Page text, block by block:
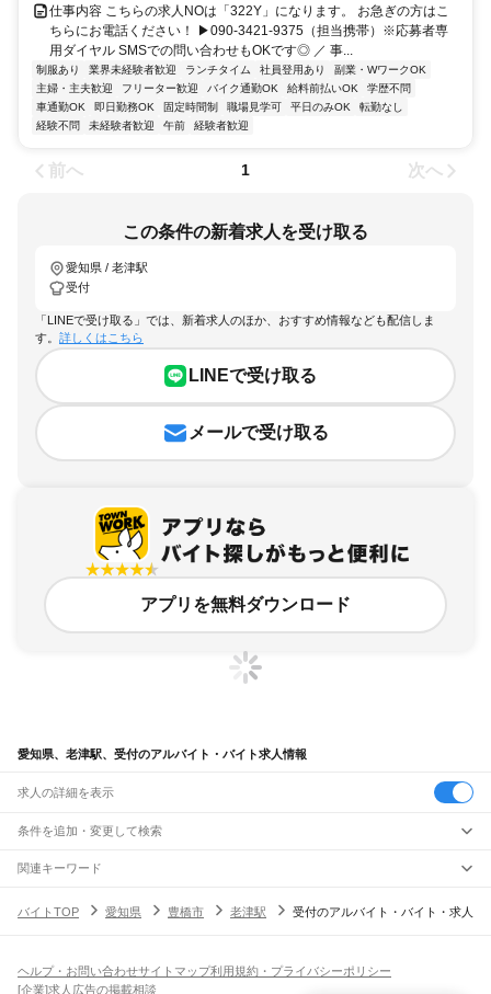
仕事内容 こちらの求人NOは「322Y」になります。 お急ぎの方はこ
ちらにお電話ください！ ▶090-3421-9375（担当携帯）※応募者専
用ダイヤル SMSでの問い合わせもOKです◎ ／ 事...
制服あり 業界未経験者歓迎 ランチタイム 社員登用あり
副業・WワークOK
主婦・主夫歓迎
フリーター歓迎 バイク通勤OK 給料前払いOK
学歴不問
車通勤OK
即日勤務OK 固定時間制 職場見学可 平日のみOK
転勤なし
経験不問
未経験者歓迎 午前 経験者歓迎
前へ 1 次へ
この条件の新着求人を受け取る
愛知県 / 老津駅
受付
「LINEで受け取る」では、新着求人のほか、おすすめ情報なども配信しま
す。 詳しくはこちら
LINEで受け取る
メールで受け取る
アプリを無料ダウンロード
愛知県、老津駅、受付のアルバイト・バイト求人情報
求人の詳細を表示
条件を追加・変更して検索
市区町村を追加・変更
愛知県すべて
緑区名東区天白区
駅を追加・変更
名古屋駅金山駅 鶴舞駅 千種駅 千種駅千種駅 大曽根駅 新守山駅 勝川駅
神領駅高蔵寺駅定光寺駅
飲食・フードサービス
飲食・フードサービス
特徴を追加・変更
関連キーワード
バイトTOP
愛知県 豊橋市 老津駅 受付のアルバイト・バイト・求人
ヘルプ・お問い合わせサイトマップ利用規約・プライバシーポリシー
[企業]求人広告の掲載相談